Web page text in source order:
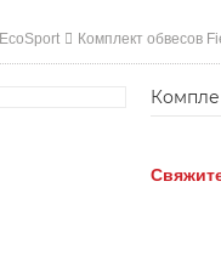
Комплект обвесов